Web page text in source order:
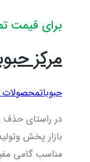
برای قیمت
مرکز
حبوباتمحصولات
در راستای حذف
بازار پخش
مناسب گامی